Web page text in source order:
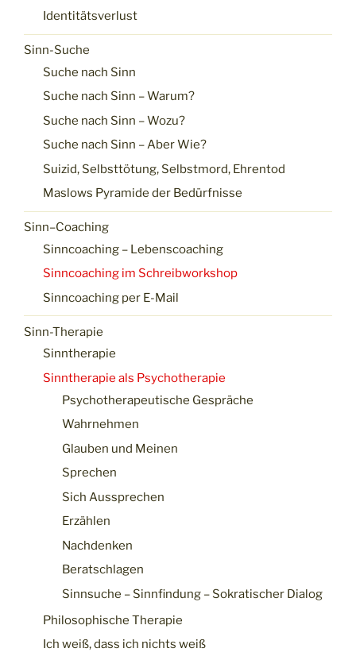
Identitätsverlust
Sinn-Suche
Suche nach Sinn
Suche nach Sinn – Warum?
Suche nach Sinn – Wozu?
Suche nach Sinn – Aber Wie?
Suizid, Selbsttötung, Selbstmord, Ehrentod
Maslows Pyramide der Bedürfnisse
Sinn–Coaching
Sinncoaching – Lebenscoaching
Sinncoaching im Schreibworkshop
Sinncoaching per E-Mail
Sinn-Therapie
Sinntherapie
Sinntherapie als Psychotherapie
Psychotherapeutische Gespräche
Wahrnehmen
Glauben und Meinen
Sprechen
Sich Aussprechen
Erzählen
Nachdenken
Beratschlagen
Sinnsuche – Sinnfindung – Sokratischer Dialog
Philosophische Therapie
Ich weiß, dass ich nichts weiß